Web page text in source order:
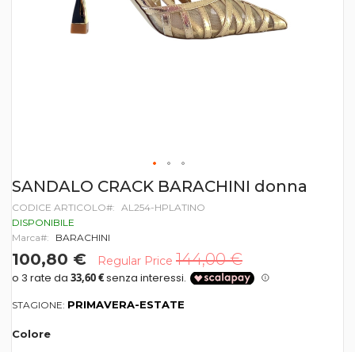
Vai
all'inizio
della
galleria
di
SANDALO CRACK BARACHINI donna
CODICE ARTICOLO
AL254-HPLATINO
DISPONIBILE
Marca
BARACHINI
100,80 € Regular Price 144,00 €
STAGIONE: PRIMAVERA-ESTATE
Colore